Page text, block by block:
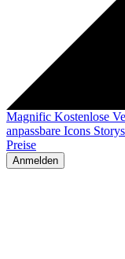
Magnific Kostenlose
anpassbare Icons
Preise
Anmelden